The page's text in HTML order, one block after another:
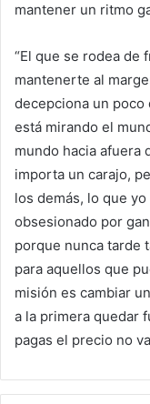
mantener un ritmo
“El que se rodea de
mantenerte al
decepciona un
está mirando el
mundo hacia afuera
importa un carajo,
los demás, lo que
obsesionado por
porque nunca tarde
para aquellos que
misión es cambiar
a la primera quedar
pagas el precio no